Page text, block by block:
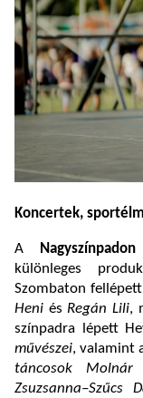
Koncertek,
A Nagyszínpadon
különleges
Szombaton
Heni és Regán Lili,
színpadra lépett
művészei, valamint
táncosok Molnár
Zsuzsanna–Szűcs